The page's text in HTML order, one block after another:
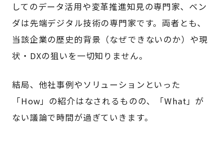
してのデータ活用や変革推進知見の専門家、ベン
ダは先端デジタル技術の専門家です。両者とも、
当該企業の歴史的背景（なぜできないのか）や現
状・DXの狙いを一切知りません。
結局、他社事例やソリューションといった
「How」の紹介はなされるものの、「What」が
ない議論で時間が過ぎていきます。